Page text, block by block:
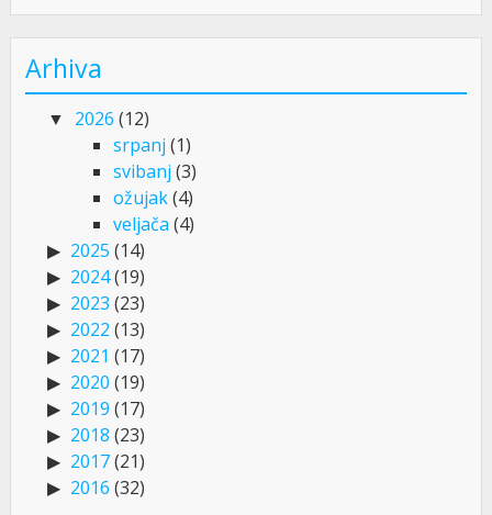
Arhiva
2026 (12)
srpanj (1)
svibanj (3)
ožujak(4)
veljača (4)
2025 (14)
2024(19)
2023 (23)
2022 (13)
2021 (17)
2020 (19)
2019 (17)
2018 (23)
2017(21)
2016 (32)